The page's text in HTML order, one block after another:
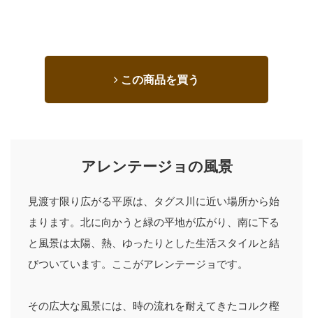
この商品を買う
アレンテージョの風景
見渡す限り広がる平原は、タグス川に近い場所から始
まります。北に向かうと緑の平地が広がり、南に下る
と風景は太陽、熱、ゆったりとした生活スタイルと結
びついています。ここがアレンテージョです。
その広大な風景には、時の流れを耐えてきたコルク樫